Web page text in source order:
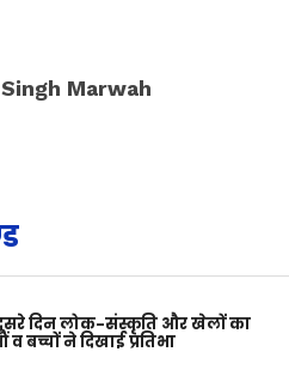
Marwah
दिन लोक-संस्कृति और खेलों का
बच्चों ने दिखाई प्रतिभा